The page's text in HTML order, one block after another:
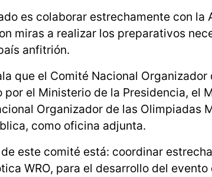
es colaborar estrechamente con la
miras a realizar los preparativos
anfitrión.
que el Comité Nacional
por el Ministerio de la Presidencia, el
Organizador de las Olimpiadas
como oficina adjunta.
este comité está: coordinar
WRO, para el desarrollo del